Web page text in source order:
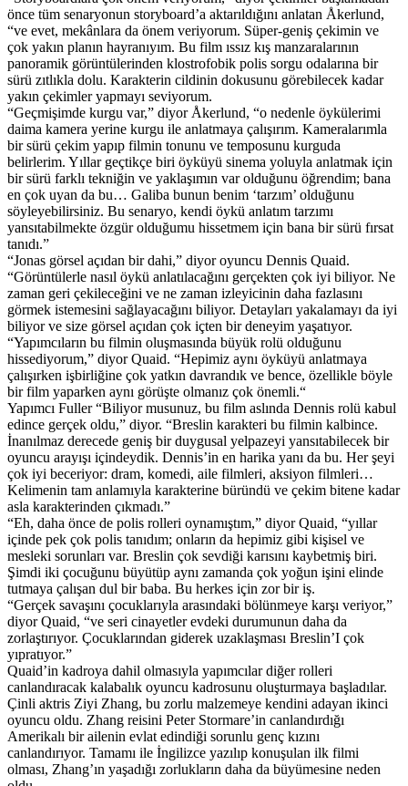
önce tüm senaryonun storyboard’a aktarıldığını anlatan Åkerlund,
“ve evet, mekânlara da önem veriyorum. Süper-geniş çekimin ve
çok yakın planın hayranıyım. Bu film ıssız kış manzaralarının
panoramik görüntülerinden klostrofobik polis sorgu odalarına bir
sürü zıtlıkla dolu. Karakterin cildinin dokusunu görebilecek kadar
yakın çekimler yapmayı seviyorum.
“Geçmişimde kurgu var,” diyor Åkerlund, “o nedenle öykülerimi
daima kamera yerine kurgu ile anlatmaya çalışırım. Kameralarımla
bir sürü çekim yapıp filmin tonunu ve temposunu kurguda
belirlerim. Yıllar geçtikçe biri öyküyü sinema yoluyla anlatmak için
bir sürü farklı tekniğin ve yaklaşımın var olduğunu öğrendim; bana
en çok uyan da bu… Galiba bunun benim ‘tarzım’ olduğunu
söyleyebilirsiniz. Bu senaryo, kendi öykü anlatım tarzımı
yansıtabilmekte özgür olduğumu hissetmem için bana bir sürü fırsat
tanıdı.”
“Jonas görsel açıdan bir dahi,” diyor oyuncu Dennis Quaid.
“Görüntülerle nasıl öykü anlatılacağını gerçekten çok iyi biliyor. Ne
zaman geri çekileceğini ve ne zaman izleyicinin daha fazlasını
görmek istemesini sağlayacağını biliyor. Detayları yakalamayı da iyi
biliyor ve size görsel açıdan çok içten bir deneyim yaşatıyor.
“Yapımcıların bu filmin oluşmasında büyük rolü olduğunu
hissediyorum,” diyor Quaid. “Hepimiz aynı öyküyü anlatmaya
çalışırken işbirliğine çok yatkın davrandık ve bence, özellikle böyle
bir film yaparken aynı görüşte olmanız çok önemli.“
Yapımcı Fuller “Biliyor musunuz, bu film aslında Dennis rolü kabul
edince gerçek oldu,” diyor. “Breslin karakteri bu filmin kalbince.
İnanılmaz derecede geniş bir duygusal yelpazeyi yansıtabilecek bir
oyuncu arayışı içindeydik. Dennis’in en harika yanı da bu. Her şeyi
çok iyi beceriyor: dram, komedi, aile filmleri, aksiyon filmleri…
Kelimenin tam anlamıyla karakterine büründü ve çekim bitene kadar
asla karakterinden çıkmadı.”
“Eh, daha önce de polis rolleri oynamıştım,” diyor Quaid, “yıllar
içinde pek çok polis tanıdım; onların da hepimiz gibi kişisel ve
mesleki sorunları var. Breslin çok sevdiği karısını kaybetmiş biri.
Şimdi iki çocuğunu büyütüp aynı zamanda çok yoğun işini elinde
tutmaya çalışan dul bir baba. Bu herkes için zor bir iş.
“Gerçek savaşını çocuklarıyla arasındaki bölünmeye karşı veriyor,”
diyor Quaid, “ve seri cinayetler evdeki durumunun daha da
zorlaştırıyor. Çocuklarından giderek uzaklaşması Breslin’I çok
yıpratıyor.”
Quaid’in kadroya dahil olmasıyla yapımcılar diğer rolleri
canlandıracak kalabalık oyuncu kadrosunu oluşturmaya başladılar.
Çinli aktris Ziyi Zhang, bu zorlu malzemeye kendini adayan ikinci
oyuncu oldu. Zhang reisini Peter Stormare’in canlandırdığı
Amerikalı bir ailenin evlat edindiği sorunlu genç kızını
canlandırıyor. Tamamı ile İngilizce yazılıp konuşulan ilk filmi
olması, Zhang’ın yaşadığı zorlukların daha da büyümesine neden